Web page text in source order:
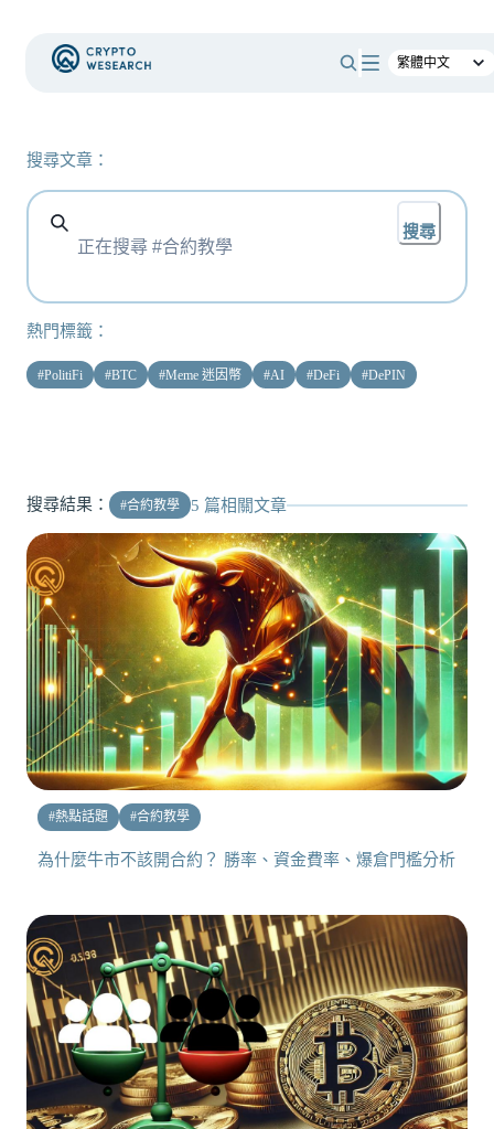
搜尋文章：
搜尋
熱門標籤：
#PolitiFi #BTC #Meme 迷因幣 #AI #DeFi #DePIN
搜尋結果： #合約教學 5 篇相關文章
#熱點話題 #合約教學
為什麼牛市不該開合約？ 勝率、資金費率、爆倉門檻分析